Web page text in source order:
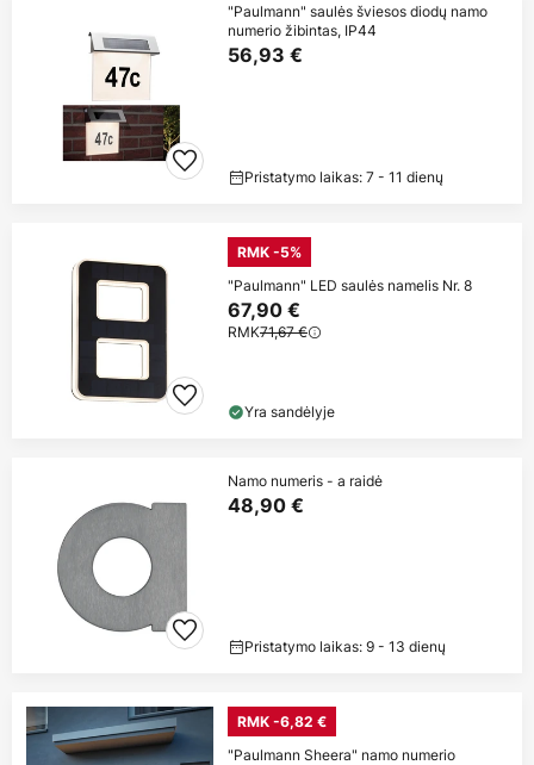
"Paulmann" saulės šviesos diodų namo
numerio žibintas, IP44
56,93 €
Pristatymo laikas: 7 - 11 dienų
RMK -5%
"Paulmann" LED saulės namelis Nr. 8
67,90 €
RMK71,67 €
Yra sandėlyje
Namo numeris - a raidė
48,90 €
Pristatymo laikas: 9 - 13 dienų
RMK -6,82 €
"Paulmann Sheera" namo numerio